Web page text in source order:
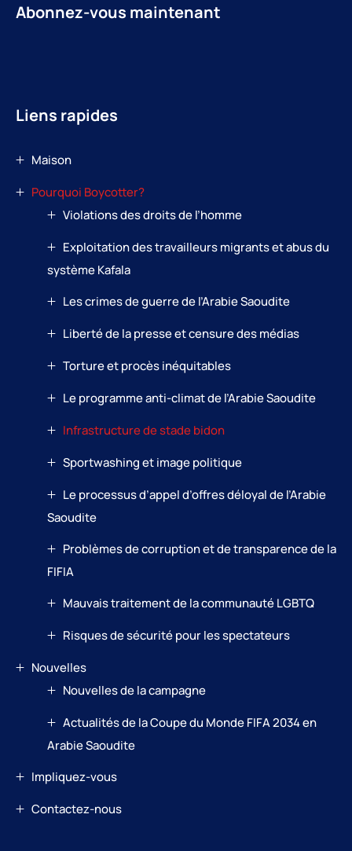
Abonnez-vous maintenant
Liens rapides
Maison
Pourquoi Boycotter?
Violations des droits de l’homme
Exploitation des travailleurs migrants et abus du
système Kafala
Les crimes de guerre de l’Arabie Saoudite
Liberté de la presse et censure des médias
Torture et procès inéquitables
Le programme anti-climat de l’Arabie Saoudite
Infrastructure de stade bidon
Sportwashing et image politique
Le processus d’appel d’offres déloyal de l’Arabie
Saoudite
Problèmes de corruption et de transparence de la
FIFIA
Mauvais traitement de la communauté LGBTQ
Risques de sécurité pour les spectateurs
Nouvelles
Nouvelles de la campagne
Actualités de la Coupe du Monde FIFA 2034 en
Arabie Saoudite
Impliquez-vous
Contactez-nous